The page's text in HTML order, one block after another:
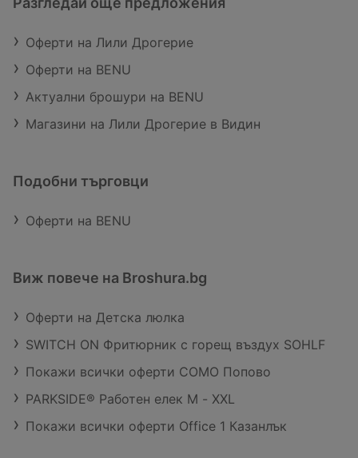
Оферти на Лили Дрогерие
Оферти на BENU
Актуални брошури на BENU
Магазини на Лили Дрогерие в Видин
Подобни търговци
Оферти на BENU
Виж повече на Broshura.bg
Оферти на Детска люлка
SWITCH ON Фритюрник с горещ въздух SOHLF
Покажи всички оферти COMO Попово
PARKSIDE® Работен елек M - XXL
Покажи всички оферти Office 1 Казанлък